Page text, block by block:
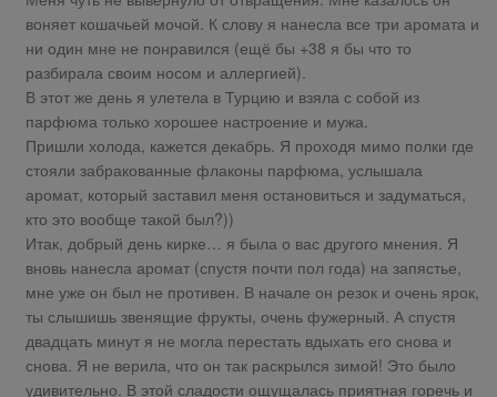
воняет кошачьей мочой. К слову я нанесла все три аромата и
ни один мне не понравился (ещё бы +38 я бы что то
разбирала своим носом и аллергией).
В этот же день я улетела в Турцию и взяла с собой из
парфюма только хорошее настроение и мужа.
Пришли холода, кажется декабрь. Я проходя мимо полки где
стояли забракованные флаконы парфюма, услышала
аромат, который заставил меня остановиться и задуматься,
кто это вообще такой был?))
Итак, добрый день кирке… я была о вас другого мнения. Я
вновь нанесла аромат (спустя почти пол года) на запястье,
мне уже он был не противен. В начале он резок и очень ярок,
ты слышишь звенящие фрукты, очень фужерный. А спустя
двадцать минут я не могла перестать вдыхать его снова и
снова. Я не верила, что он так раскрылся зимой! Это было
удивительно. В этой сладости ощущалась приятная горечь и